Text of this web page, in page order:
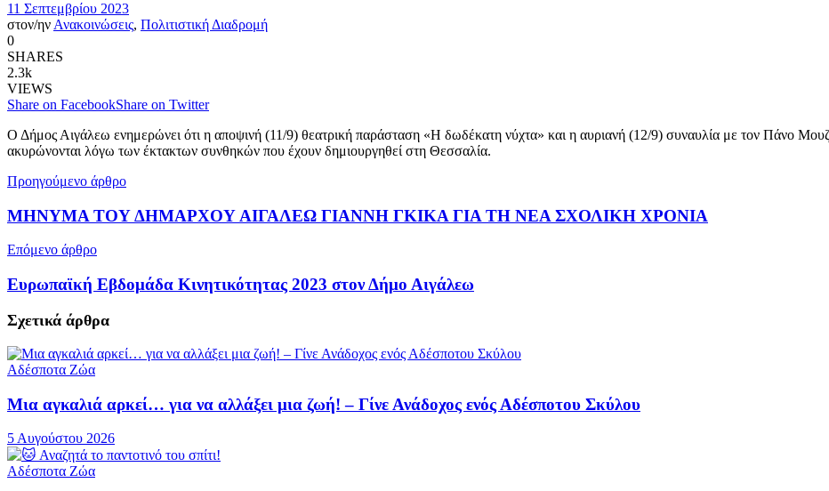
11 Σεπτεμβρίου 2023
στον/ην Ανακοινώσεις, Πολιτιστική Διαδρομή
0
SHARES
2.3k
VIEWS
Share on FacebookShare on Twitter
Ο Δήμος Αιγάλεω ενημερώνει ότι η αποψινή (11/9) θεατρική παράσταση «Η δωδέκατη νύχτα» και η αυριανή (12/9) συναυλία με τον Πάνο
ακυρώνονται λόγω των έκτακτων συνθηκών που έχουν δημιουργηθεί στη Θεσσαλία.
Προηγούμενο άρθρο
ΜΗΝΥΜΑ ΤΟΥ ΔΗΜΑΡΧΟΥ ΑΙΓΑΛΕΩ ΓΙΑΝΝΗ ΓΚΙΚΑ ΓΙΑ ΤΗ ΝΕΑ ΣΧΟΛΙΚΗ ΧΡΟΝΙΑ
Επόμενο άρθρο
Ευρωπαϊκή Εβδομάδα Κινητικότητας 2023 στον Δήμο Αιγάλεω
Σχετικά άρθρα
Αδέσποτα Ζώα
Μια αγκαλιά αρκεί… για να αλλάξει μια ζωή! – Γίνε Ανάδοχος ενός Αδέσποτου Σκύλου
5 Αυγούστου 2026
Αδέσποτα Ζώα